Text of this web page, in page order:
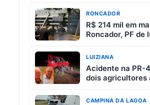
RONCADOR
R$ 214 mil em
Roncador, PF de
LUIZIANA
Acidente na PR-
dois agricultores
caminhão
CAMPINA DA LAGOA